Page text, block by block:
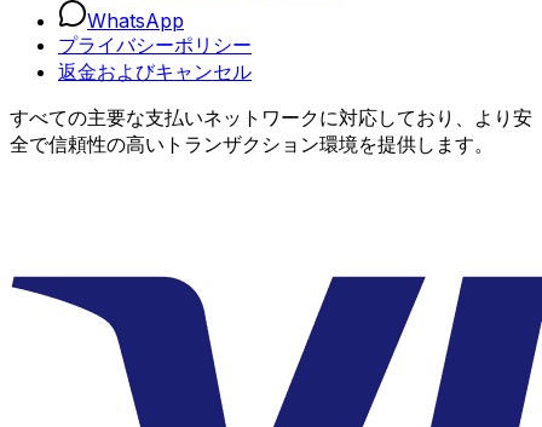
WhatsApp
プライバシーポリシー
返金およびキャンセル
すべての主要な支払いネットワークに対応しており、より安
全で信頼性の高いトランザクション環境を提供します。